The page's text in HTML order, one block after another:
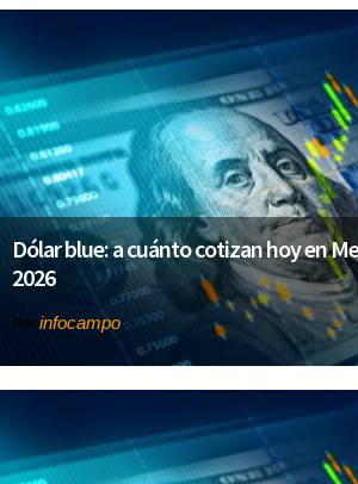
Dólar blue: a cuánto cotizan hoy en
2026
Por infocampo